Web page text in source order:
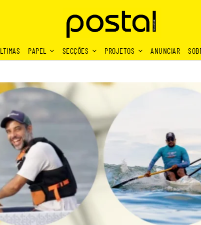
PAPEL SECÇÕES PROJETOS ANUNCIAR